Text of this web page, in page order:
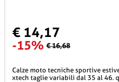
€ 14,17
-15% € 16,68
calze moto tecniche sportive estive leggere grigie e arancioni
xtech taglie variabili dal 35 al 46.